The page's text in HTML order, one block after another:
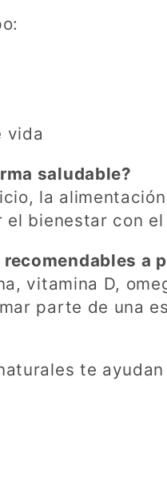
vida
saludable?
la
bienestar con
a
vitamina D,
parte de una
te